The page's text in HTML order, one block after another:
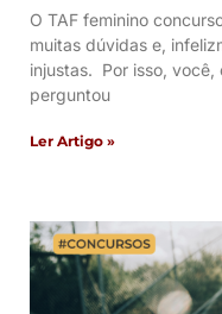
O TAF feminino
muitas dúvidas e,
injustas. Por isso,
perguntou
Ler Artigo »